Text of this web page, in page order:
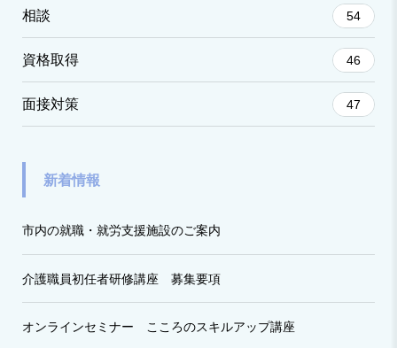
相談 54
資格取得 46
面接対策 47
新着情報
市内の就職・就労支援施設のご案内
介護職員初任者研修講座 募集要項
オンラインセミナー こころのスキルアップ講座